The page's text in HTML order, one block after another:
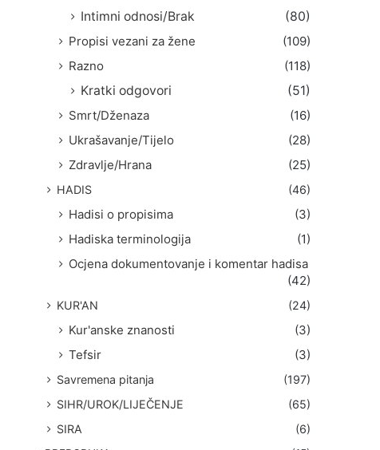
Intimni odnosi/Brak
(80)
Propisi vezani za žene
(109)
Razno
(118)
Kratki odgovori
(51)
Smrt/Dženaza
(16)
Ukrašavanje/Tijelo
(28)
Zdravlje/Hrana
(25)
HADIS (46)
Hadisi o propisima
(3)
Hadiska terminologija
(1)
Ocjena dokumentovanje i komentar hadisa
(42)
KUR'AN (24)
Kur'anske znanosti
(3)
Tefsir
(3)
Savremena pitanja
(197)
SIHR/UROK/LIJEČENJE
(65)
SIRA
(6)